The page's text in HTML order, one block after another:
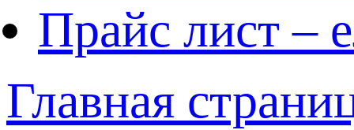
Прайс лист –
Главная